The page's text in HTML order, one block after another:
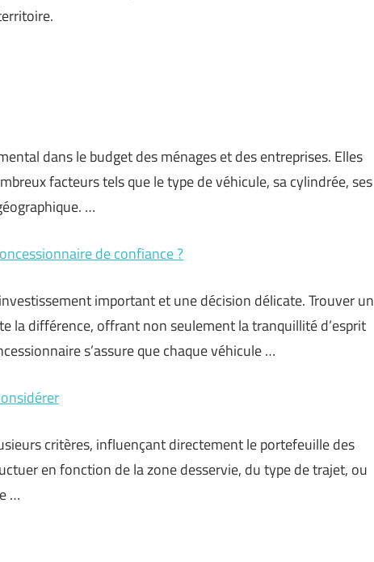
dans le budget des ménages et des entreprises. Elles
facteurs tels que le type de véhicule, sa cylindrée, ses
…
de confiance ?
important et une décision délicate. Trouver un
la différence, offrant non seulement la tranquillité d’esprit
s’assure que chaque véhicule …
critères, influençant directement le portefeuille des
en fonction de la zone desservie, du type de trajet, ou
…